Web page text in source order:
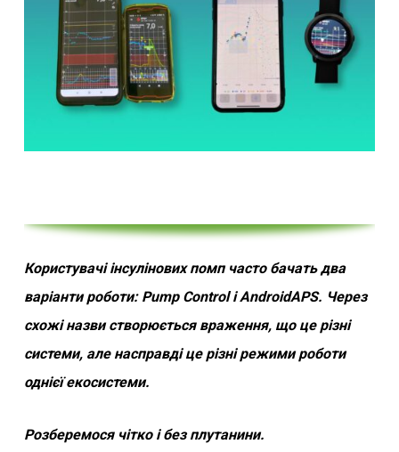
Користувачі інсулінових помп часто бачать два
варіанти роботи: Pump Control і AndroidAPS. Через
схожі назви створюється враження, що це різні
системи, але насправді це різні режими роботи
однієї екосистеми.
Розберемося чітко і без плутанини.